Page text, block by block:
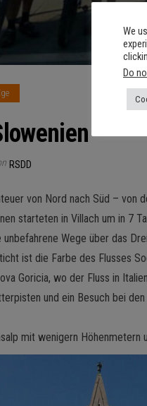
RSDD
von Nord nach Süd – von
starteten in Villach um in 7
Wege über das
ist die Farbe des Flusses
Goricia, wo der Fluss in
und ein Besuch bei
mit wenigern
We
Do